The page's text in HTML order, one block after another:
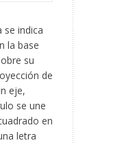
se indica
la base
su
de
eje,
se une
en
letra